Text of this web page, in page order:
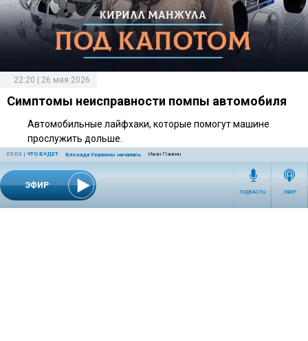
ЭФИР
05:03 | ЧТО БУДЕТ Блокада Украины началась Иван Панкин
ПОДКАСТЫ ЭФИР
22:20 | 26 мая 2026
Симптомы неисправности помпы автомобиля
Автомобильные лайфхаки, которые помогут машине
прослужить дольше.